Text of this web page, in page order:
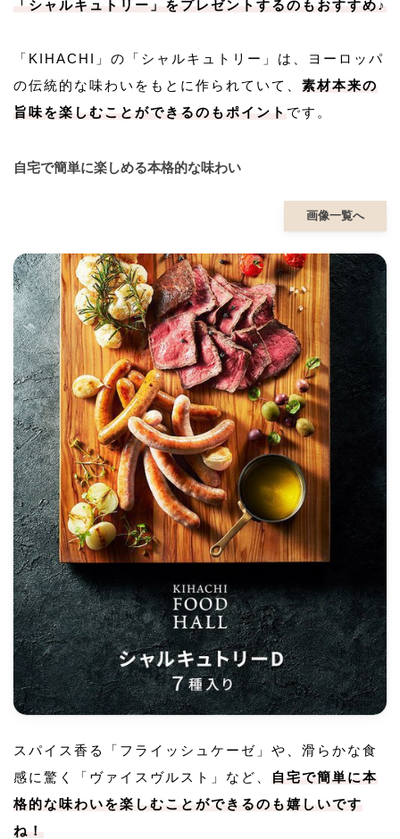
「シャルキュトリー」をプレゼントするのもおすすめ♪
「KIHACHI」の「シャルキュトリー」は、ヨーロッパ
の伝統的な味わいをもとに作られていて、 素材本来の
旨味を楽しむことができるのもポイント です。
自宅で簡単に楽しめる本格的な味わい
画像一覧へ
スパイス香る「フライッシュケーゼ」や、滑らかな食
感に驚く「ヴァイスヴルスト」など、
自宅で簡単に本
格的な味わいを楽しむことができるのも嬉しいです
ね！